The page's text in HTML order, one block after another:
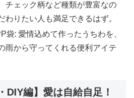
チェック柄など種類が豊富なの
わりたい人も満足できるはず。
袋: 愛情込めて作ったうちわを、
雨から守ってくれる便利アイテ
DIY編】愛は自給自足！